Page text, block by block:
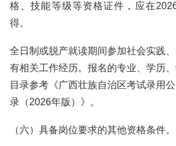
格、技能等级等资格证件，应在
得。
全日制或脱产就读期间参加社会实践
有相关工作经历。报名的专业、学历
目录参考《广西壮族自治区考试录用
录（2026年版）》。
（六）具备岗位要求的其他资格条件。